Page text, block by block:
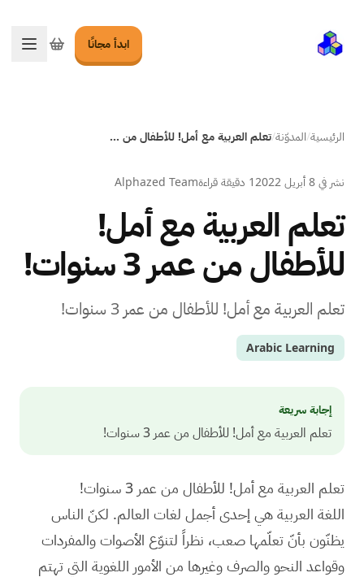
ابدأ مجانًا تبديل
الرئيسية/المدوّنة/ تعلم العربية مع أمل! للأطفال من عمر 3 سنوات!
نشر في 8 أبريل 2022 1 دقيقة قراءة Alphazed Team
تعلم العربية مع أمل!
للأطفال من عمر 3 سنوات!
تعلم العربية مع أمل! للأطفال من عمر 3 سنوات!
Arabic Learning
إجابة سريعة
تعلم العربية مع أمل! للأطفال من عمر 3 سنوات!
تعلم العربية مع أمل! للأطفال من عمر 3 سنوات!
اللغة العربية هي إحدى أجمل لغات العالم. لكنّ الناس
يظنّون بأنّ تعلّمها صعب، نظراً لتنوّع الأصوات والمفردات
وقواعد النحو والصرف وغيرها من الأمور اللغوية التي تهتم